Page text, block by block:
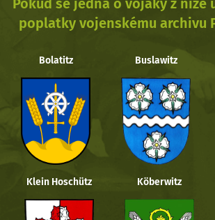
Pokud se jedná o vojáky z
poplatky vojenskému archivu
Bolatitz Buslawitz
Klein Hoschütz Köberwitz